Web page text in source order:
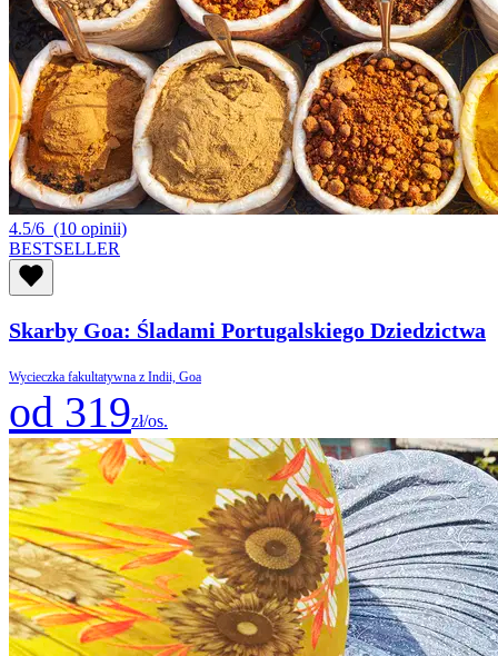
4.5/6 (10 opinii)
BESTSELLER
Skarby Goa: Śladami Portugalskiego Dziedzictwa
Wycieczka fakultatywna z Indii, Goa
od 319zł/os.